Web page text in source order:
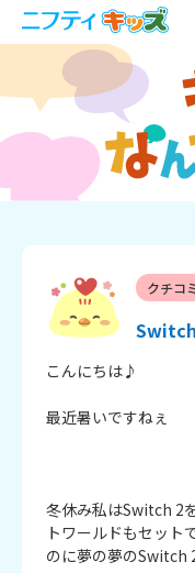
クチコ
Switch
こんにちは♪
最近暑いですねぇ
冬休み私はSwitch 2
トワールドもセット
のに夢の夢のSwitch